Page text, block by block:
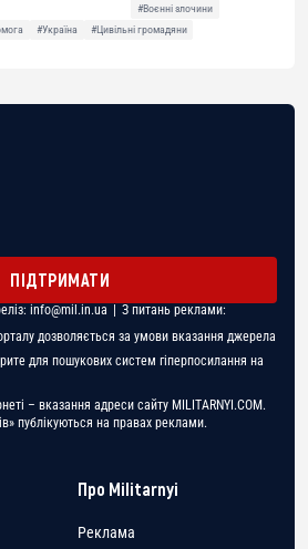
#Воєнні злочини
#Україна
#Цивільні громадяни
ПІДТРИМАТИ
info@mil.in.ua | З питань реклами:
дозволяється за умови вказання джерела
для пошукових систем гіперпосилання на
– вказання адреси сайту MILITARNYI.COM.
публікуються на правах реклами.
Про Militarnyi
Реклама